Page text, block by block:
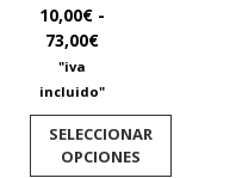
10,00€ -
73,00€Rango
precios:
desde
10,00€
hasta
"iva
incluido"
SELECCIONAR
OPCIONES